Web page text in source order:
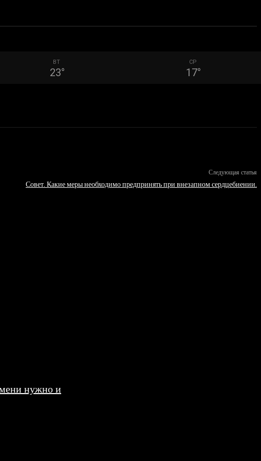
ВТ
23°
СР
17°
Следующая статья
Совет. Какие меры необходимо предпринять при внезапном сердцебиении.
нужно и